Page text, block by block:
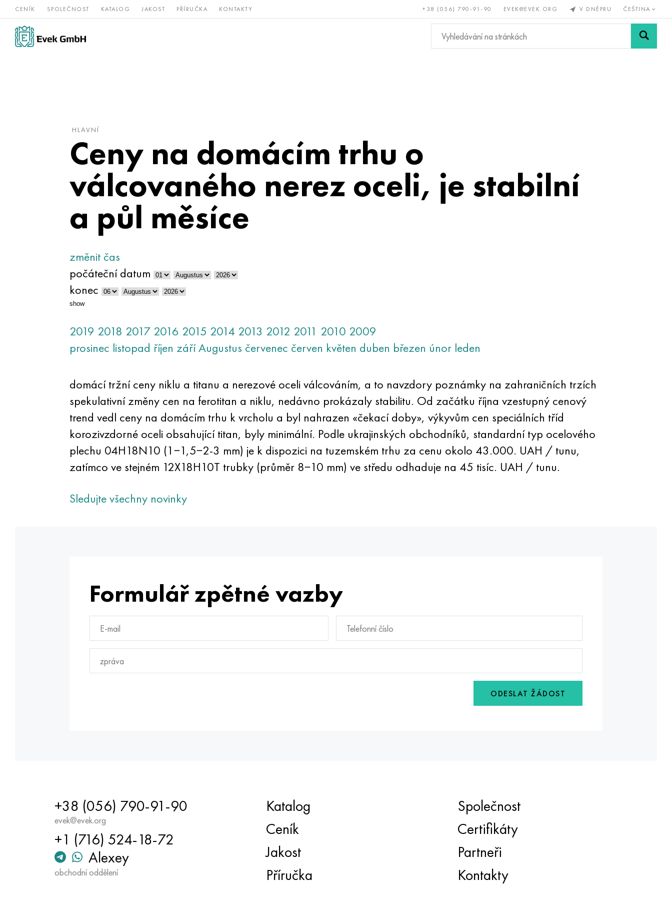
CENÍK SPOLEČNOST KATALOG JAKOST PŘÍRUČKA KONTAKTY +38 (056) 790-91-90 EVEK@EVEK.ORG V DNĚPRU ČEŠTINA
Slitiny
niklu
nerezová Vzácné a Bronz, měď, Neželezné
kovy
Legovaná Sítě a
HLAVNÍ
Ceny na domácím trhu o
válcovaného nerez oceli, je stabilní
a půl měsíce
změnit čas
počáteční datum
konec
show
2019 2018 2017 2016 2015 2014 2013 2012 2011 2010 2009
prosinec listopad říjen záříAugustus červenec červen květen duben březen únor leden
domácí tržní ceny niklu a titanu a nerezové oceli válcováním, a to navzdory poznámky na zahraničních trzích
spekulativní změny cen na ferotitan a niklu, nedávno prokázaly stabilitu. Od začátku října vzestupný cenový
trend vedl ceny na domácím trhu k vrcholu a byl nahrazen «čekací doby», výkyvům cen speciálních tříd
korozivzdorné oceli obsahující titan, byly minimální. Podle ukrajinských obchodníků, standardní typ ocelového
plechu 04H18N10 (1−1,5−2-3 mm) je k dispozici na tuzemském trhu za cenu okolo 43.000. UAH / tunu,
zatímco ve stejném 12X18H10T trubky (průměr 8−10 mm) ve středu odhaduje na 45 tisíc. UAH / tunu.
Sledujte všechny novinky
Formulář zpětné vazby
ODESLAT ŽÁDOST
+38 (056) 790-91-90
evek@evek.org
+1 (716) 524-18-72
Alexey
obchodní oddělení
Katalog
Ceník
Jakost
Příručka
Společnost
Certifikáty
Partneři
Kontakty